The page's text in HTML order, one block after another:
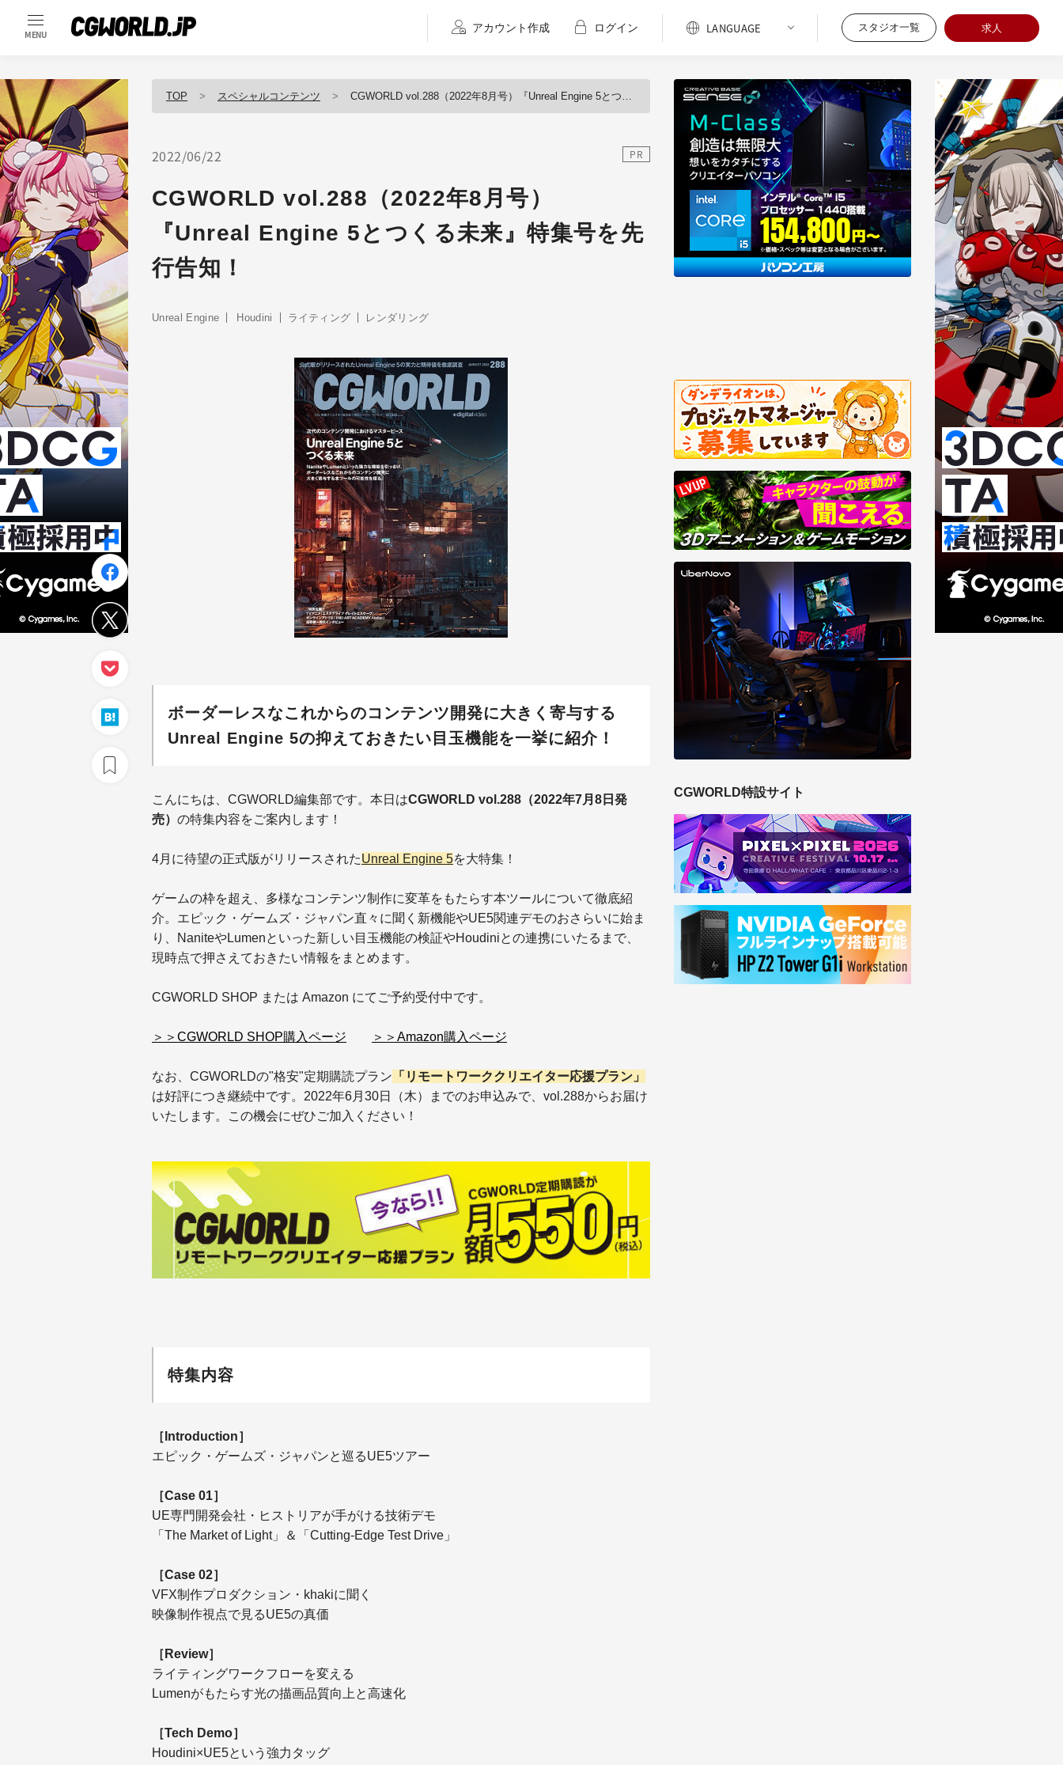
MENU
アカウント作成 ログイン スタジオ一覧 求人
TOP スペシャルコンテンツ CGWORLD vol.288（2022年8月号）『Unreal Engine 5とつくる未来』特集号を先行告知！
2022/06/22 PR
CGWORLD vol.288（2022年8月号）
『Unreal Engine 5とつくる未来』特集号を先
行告知！
Unreal Engine Houdini ライティング レンダリング
ボーダーレスなこれからのコンテンツ開発に大きく寄与する
Unreal Engine 5の抑えておきたい目玉機能を一挙に紹介！
こんにちは、 CGWORLD編集部です。本日はCGWORLD vol.288（2022年7月8日発
売） の特集内容をご案内します！
4月に待望の正式版がリリースされたUnreal Engine 5を大特集！
ゲームの枠を超え、多様なコンテンツ制作に変革をもたらす本ツールについて徹底紹
介。エピック・ゲームズ・ジャパン直々に聞く新機能やUE5関連デモのおさらいに始ま
り、NaniteやLumenといった新しい目玉機能の検証やHoudiniとの連携にいたるまで、
現時点で押さえておきたい情報をまとめます。
CGWORLD SHOP または Amazon にてご予約受付中です。
＞＞CGWORLD SHOP購入ページ ＞＞Amazon購入ページ
なお、CGWORLDの"格安"定期購読プラン 「リモートワーククリエイター応援プラン」
は好評につき継続中です。 2022年6月30日（木）までのお申込みで、vol.288からお届け
いたします。この機会にぜひご加入ください！
特集内容
［ Introduction］
エピック・ゲームズ・ジャパンと巡るUE5ツアー
［Case 01］
UE専門開発会社・ヒストリアが手がける技術デモ
「The Market of Light」＆「Cutting-Edge Test Drive」
［Case 02］
VFX制作プロダクション・khakiに聞く
映像制作視点で見るUE5の真価
［ Review］
ライティングワークフローを変える
Lumenがもたらす光の描画品質向上と高速化
［Tech Demo］
Houdini×UE5という強力タッグ
CGWORLD特設サイト